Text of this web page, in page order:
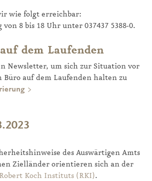
wie folgt erreichbar:
8 bis 18 Uhr unter 037437 5388-0.
dem Laufenden
Newsletter, um sich zur Situation vor
Büro auf dem Laufenden halten zu
des Auswärtigen Amts
Zielländer orientieren sich an der
Koch Instituts (RKI).